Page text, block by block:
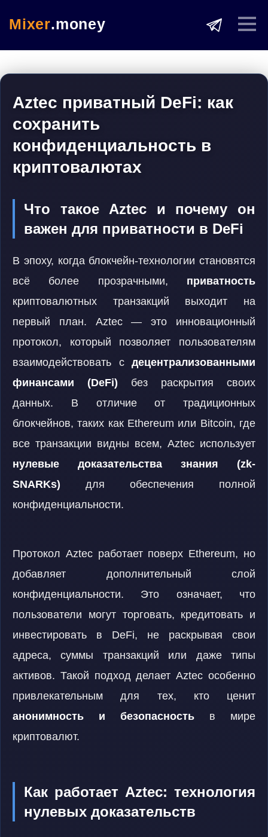
Mixer.money
Aztec приватный DeFi: как
сохранить
конфиденциальность в
криптовалютах
Что такое Aztec и почему он
важен для приватности в DeFi
В эпоху, когда блокчейн-технологии становятся
всё более прозрачными, приватность
криптовалютных транзакций выходит на
первый план. Aztec — это инновационный
протокол, который позволяет пользователям
взаимодействовать с децентрализованными
финансами (DeFi) без раскрытия своих
данных. В отличие от традиционных
блокчейнов, таких как Ethereum или Bitcoin, где
все транзакции видны всем, Aztec использует
нулевые доказательства знания (zk-
SNARKs) для обеспечения полной
конфиденциальности.
Протокол Aztec работает поверх Ethereum, но
добавляет дополнительный слой
конфиденциальности. Это означает, что
пользователи могут торговать, кредитовать и
инвестировать в DeFi, не раскрывая свои
адреса, суммы транзакций или даже типы
активов. Такой подход делает Aztec особенно
привлекательным для тех, кто ценит
анонимность и безопасность в мире
криптовалют.
Как работает Aztec: технология
нулевых доказательств